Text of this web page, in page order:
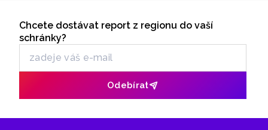
Odběr newsletteru
Chcete dostávat report z regionu do vaší
schránky?
Odebírat